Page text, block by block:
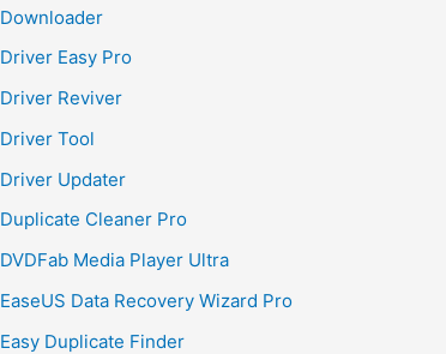
Downloader
Driver Easy Pro
Driver Reviver
Driver Tool
Driver Updater
Duplicate Cleaner Pro
DVDFab Media Player Ultra
EaseUS Data Recovery Wizard Pro
Easy Duplicate Finder